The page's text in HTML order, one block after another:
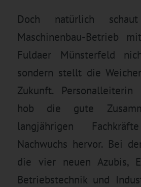
Doch natürlich
Maschinenbau-Betrieb
Fuldaer Münsterfeld
sondern stellt die
Zukunft. Personalleiterin
hob die gute
langjährigen
Nachwuchs hervor. Bei
die vier neuen Azubis,
Betriebstechnik und